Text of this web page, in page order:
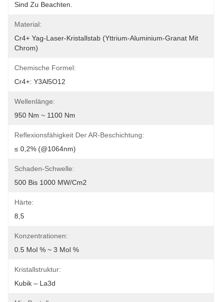
Sind Zu Beachten.
Material:
Cr4+ Yag-Laser-Kristallstab (Yttrium-Aluminium-Granat Mit
Chrom)
Chemische Formel:
Cr4+: Y3Al5O12
Wellenlänge:
950 Nm ~ 1100 Nm
Reflexionsfähigkeit Der AR-Beschichtung:
≤ 0,2% (@1064nm)
Schaden-Schwelle:
500 Bis 1000 MW/cm2
Härte:
8,5
Konzentrationen:
0.5 Mol % ~ 3 Mol %
Kristallstruktur:
Kubik – La3d